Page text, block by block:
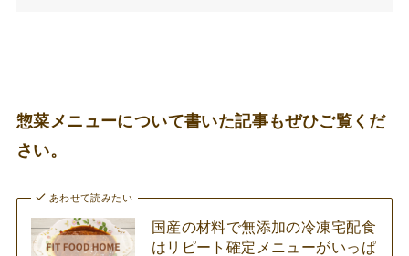
惣菜メニューについて書いた記事もぜひご覧くだ
さい。
あわせて読みたい
国産の材料で無添加の冷凍宅配食
はリピート確定メニューがいっぱ